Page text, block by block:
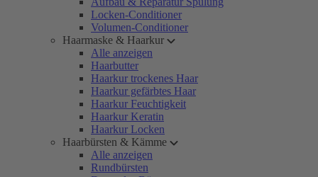
Locken-Conditioner
Volumen-Conditioner
Haarmaske & Haarkur
Alle anzeigen
Haarbutter
Haarkur trockenes Haar
Haarkur gefärbtes Haar
Haarkur Feuchtigkeit
Haarkur Keratin
Haarkur Locken
Haarbürsten & Kämme
Alle anzeigen
Rundbürsten